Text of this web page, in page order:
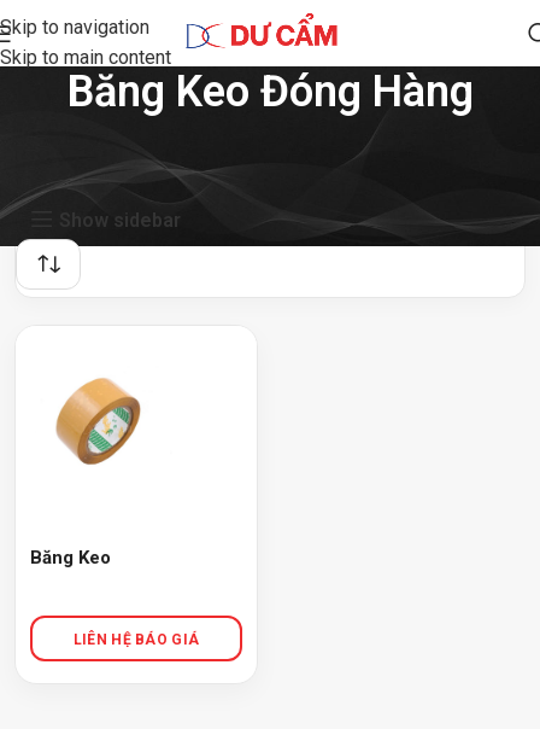
Skip to navigation
Skip to main content
Băng Keo Đóng Hàng
Showing the single result
Show sidebar
Băng Keo